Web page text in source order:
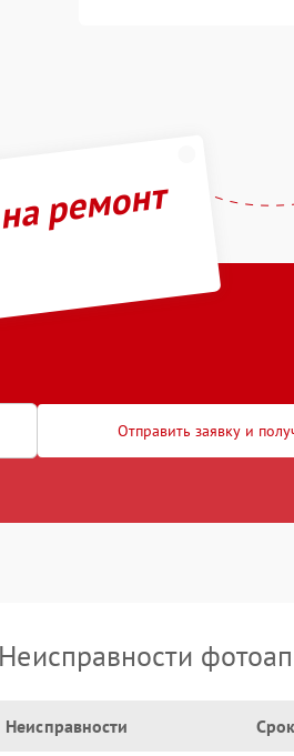
ремонт
Отправить заявку и
Неисправности
Неисправности Срок